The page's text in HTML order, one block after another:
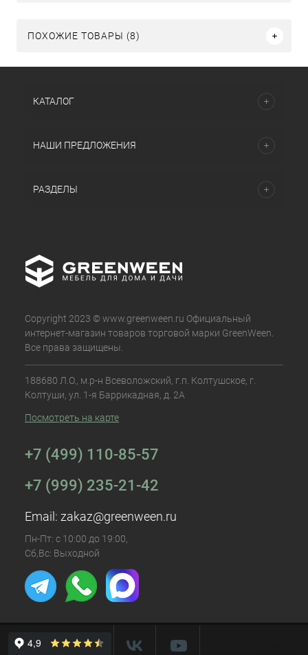
ПОХОЖИЕ ТОВАРЫ (8)
КАТАЛОГ
НАШИ ПРЕДЛОЖЕНИЯ
РАЗДЕЛЫ
Copyright 2023 © www.greenween.ru Официальный
интернет-магазин товаров торговой марки GreenWeen.
Все права защищены.
188680 Л.О., м.р-н Всеволожский, г.п. Колтушское, г.
Колтуши, ул. 1-я Баррикадная, д. 2А
Посмотреть на карте
+7 (499) 110-85-57
+7 (999) 235-21-42
Email: zakaz@greenween.ru
Пн-Пт: с 10:00 до 19:00,
Сб,Вс: Выходной